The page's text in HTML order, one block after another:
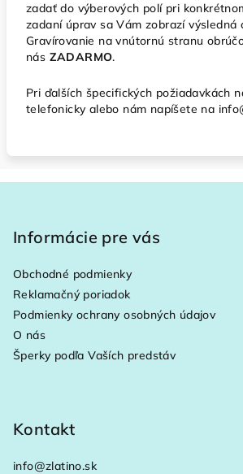
zadať do výberových polí pri
zadaní úprav sa Vám zobrazí výsledná
Gravírovanie na vnútornú stranu
nás ZADARMO.
Pri ďalších špecifických požiadavkách
telefonicky alebo nám napíšete na
Informácie pre vás
Obchodné podmienky
Reklamačný poriadok
Podmienky ochrany osobných údajov
O nás
Šperky podľa Vaších predstáv
Kontakt
info@zlatino.sk